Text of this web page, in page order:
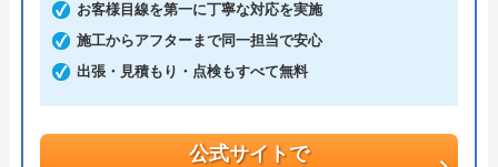
分でお客様の元にスタッフが駆けつけます。出張見
積もりキャンセルは0円、深夜早朝でも割増料金は
一切ありません。業務や知識の習得のために厳しい
自社研修を実施しているため、技術には問題ないよ
うです。
お客様目線を第一に丁寧な対応を実施
施工からアフターまで同一担当で安心
出張・見積もり・点検もすべて無料
公式サイトで